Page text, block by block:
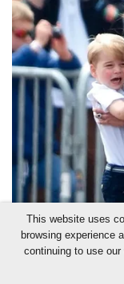
This website uses
browsing experience
continuing to use